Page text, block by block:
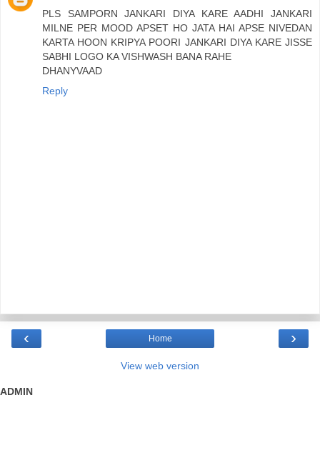
PLS SAMPORN JANKARI DIYA KARE AADHI JANKARI
MILNE PER MOOD APSET HO JATA HAI APSE NIVEDAN
KARTA HOON KRIPYA POORI JANKARI DIYA KARE JISSE
SABHI LOGO KA VISHWASH BANA RAHE
DHANYVAAD
Reply
‹ ›
Home
View web version
ADMIN